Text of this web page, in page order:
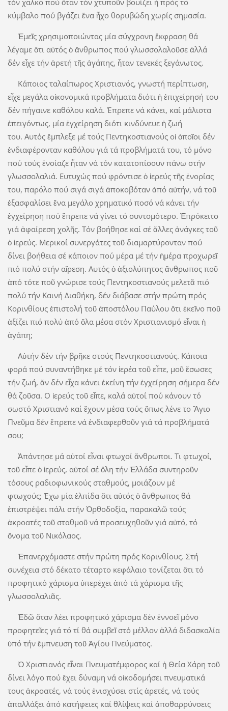
τόν χαλκό πού ὅταν τόν χτυποῦν βουίζει ἡ πρός τό
κύμβαλο πού βγάζει ἕνα ἦχο θορυβώδη χωρίς σημασία.
Ἐμεῖς χρησιμοποιώντας μία σύγχρονη ἔκφραση θά
λέγαμε ὅτι αὐτός ὁ ἄνθρωπος πού γλωσσολαλοῦσε ἀλλά
δέν εἶχε τήν ἀρετή τῆς ἀγάπης, ἦταν τενεκές ξεγάνωτος.
Κάποιος ταλαίπωρος Χριστιανός, γνωστή περίπτωση,
εἶχε μεγάλα οἰκονομικά προβλήματα διότι ἡ ἐπιχείρησή του
δέν πήγαινε καθόλου καλά. Έπρεπε νά κάνει, καί μάλιστα
ἐπειγόντως, μία ἐγχείρηση διότι κινδύνευε ἡ ζωή
του. Αυτός ἔμπλεξε μέ τούς Πεντηκοστιανούς οἱ ὁποῖοι δέν
ἐνδιαφέρονταν καθόλου γιά τά προβλήματά του, τό μόνο
πού τούς ἐνοίαζε ἦταν νά τόν κατατοπίσουν πάνω στήν
γλωσσολαλιά. Ευτυχώς πού φρόντισε ὁ ἱερεύς τῆς ἐνορίας
του, παρόλο πού σιγά σιγά ἀποκοβόταν ἀπό αὐτήν, νά τοῦ
ἐξασφαλίσει ἕνα μεγάλο χρηματικό ποσό νά κάνει τήν
ἐγχείρηση πού ἔπρεπε νά γίνει τό συντομότερο. Ἐπρόκειτο
γιά ἀφαίρεση χολῆς. Τόν βοήθησε καί σέ ἄλλες ἀνάγκες τοῦ
ὁ ἱερεύς. Μερικοί συνεργάτες τοῦ διαμαρτύρονταν πού
δίνει βοήθεια σέ κάποιον πού μέρα μέ τήν ἡμέρα προχωρεῖ
πιό πολύ στήν αἵρεση. Αυτός ὁ ἀξιολύπητος ἄνθρωπος ποῦ
ἀπό τότε ποῦ γνώρισε τούς Πεντηκοστιανούς μελετᾶ πιό
πολύ τήν Καινή Διαθήκη, δέν διάβασε στήν πρώτη πρός
Κορινθίους ἐπιστολή τοῦ ἀποστόλου Παύλου ὅτι ἐκεῖνο ποῦ
ἀξίζει πιό πολύ ἀπό ὅλα μέσα στόν Χριστιανισμό εἶναι ἡ
ἀγάπη;
Αὐτήν δέν τήν βρῆκε στούς Πεντηκοστιανούς. Κάποια
φορά πού συναντήθηκε μέ τόν ἱερέα τοῦ εἶπε, μοῦ ἔσωσες
τήν ζωή, ἄν δέν εἶχα κάνει ἐκείνη τήν ἐγχείρηση σήμερα δέν
θά ζοῦσα. O ἱερεύς τοῦ εἶπε, καλά αὐτοί πού κάνουν τό
σωστό Χριστιανό καί ἔχουν μέσα τούς ὅπως λένε το Ἅγιο
Πνεῦμα δέν ἔπρεπε νά ἐνδιαφερθοῦν γιά τά προβλήματά
σου;
Ἀπάντησε μά αὐτοί εἶναι φτωχοί ἄνθρωποι. Tι φτωχοί,
τοῦ εἶπε ὁ ἱερεύς, αὐτοί σέ ὅλη τήν Ἑλλάδα συντηροῦν
τόσους ραδιοφωνικούς σταθμούς, μοιάζουν μέ
φτωχούς; Έχω μία ἐλπίδα ὅτι αὐτός ὁ ἄνθρωπος θά
ἐπιστρέψει πάλι στήν Ὀρθοδοξία, παρακαλῶ τούς
ἀκροατές τοῦ σταθμοῦ νά προσευχηθοῦν γιά αὐτό, τό
ὄνομα τοῦ Νικόλαος.
Ἐπανερχόμαστε στήν πρώτη πρός Κορινθίους. Στή
συνέχεια στό δέκατο τέταρτο κεφάλαιο τονίζεται ὅτι τό
προφητικό χάρισμα ὑπερέχει ἀπό τά χάρισμα τῆς
γλωσσολαλιᾶς.
Ἐδῶ ὅταν λέει προφητικό χάρισμα δέν ἐννοεῖ μόνο
προφητεῖες γιά τό τί θά συμβεῖ στό μέλλον ἀλλά διδασκαλία
ὑπό τήν ἔμπνευση τοῦ Ἁγίου Πνεύματος.
Ὁ Χριστιανός εἶναι Πνευματέμφορος καί ἡ Θεία Χάρη τοῦ
δίνει λόγο πού ἔχει δύναμη νά οἰκοδομήσει πνευματικά
τους ἀκροατές, νά τούς ἐνισχύσει στίς ἀρετές, νά τούς
ἀπαλλάξει ἀπό κατήφειες καί θλίψεις καί ἀποθαρρύνσεις